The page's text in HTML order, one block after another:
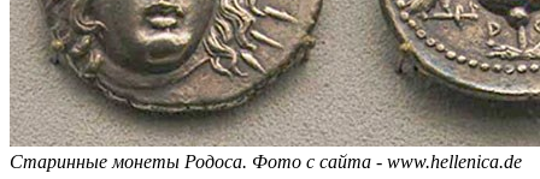
Старинные монеты Родоса. Фото с сайта - www.hellenica.de